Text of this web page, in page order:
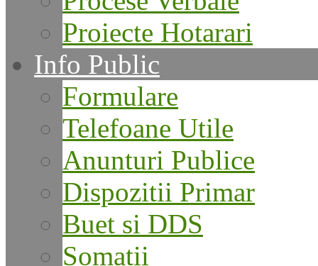
Proiecte Hotarari
Info Public
Formulare
Telefoane Utile
Anunturi Publice
Dispozitii Primar
Buet si DDS
Somatii